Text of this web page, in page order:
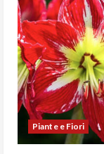
Piante e Fiori